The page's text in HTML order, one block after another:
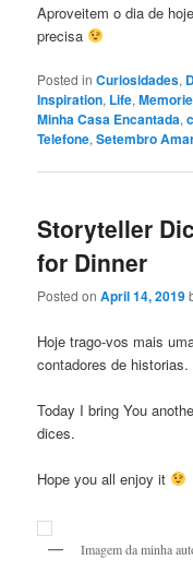
Aproveitem o dia de
precisa
Posted in Curiosidades,
Inspiration, Life,
Minha Casa Encantada,
Telefone,Setembro
Storyteller
for Dinner
Posted onApril 14, 2019
Hoje trago-vos mais
contadores de
Today I bring You
dices.
Hope you all enjoy it
Imagem da minha